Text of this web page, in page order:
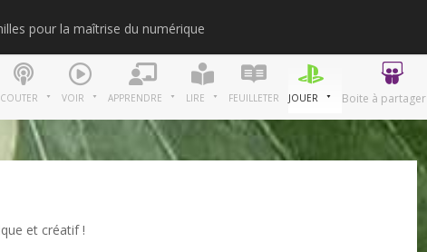
pour la maîtrise du numérique
VOIR APPRENDRE LIRE FEUILLETER JOUER Boite à partager
et créatif !